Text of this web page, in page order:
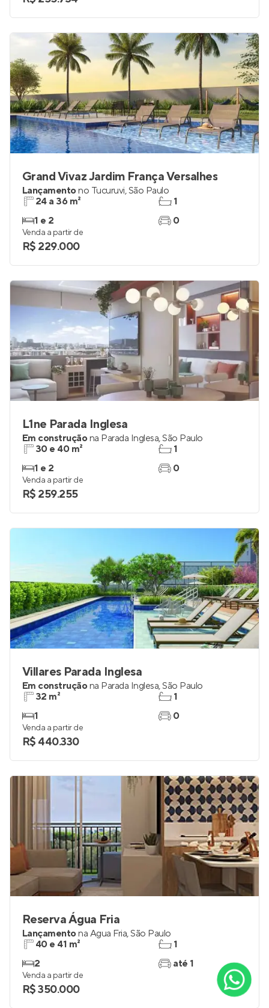
Grand Vivaz Jardim França Versalhes
Lançamentono Tucuruvi,São Paulo
24 a 36 m²
1 e 2
1
0
Venda a partir de
R$ 229.000
L1ne Parada Inglesa
Em construçãona Parada Inglesa,São Paulo
30 e 40 m²
1 e 2
1
0
Venda a partir de
R$ 259.255
Villares Parada Inglesa
Em construçãona Parada Inglesa,São Paulo
32 m²
1
1
0
Venda a partir de
R$ 440.330
Reserva Água Fria
Lançamentona Água Fria,São Paulo
40 e 41 m²
2
1
até 1
Venda a partir de
R$ 350.000